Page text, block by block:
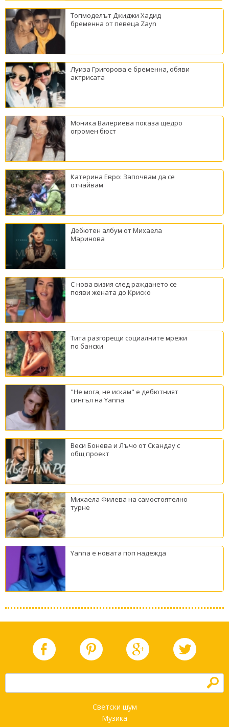
Топмоделът Джиджи Хадид
бременна от певеца Zayn
Луиза Григорова е бременна, обяви
актрисата
Моника Валериева показа щедро
огромен бюст
Катерина Евро: Започвам да се
отчайвам
Дебютен албум от Михаела
Маринова
С нова визия след раждането се
появи жената до Криско
Тита разгорещи социалните мрежи
по бански
"Не мога, не искам" е дебютният
сингъл на Yanna
Веси Бонева и Лъчо от Скандау с
общ проект
Михаела Филева на самостоятелно
турне
Yanna е новата поп надежда
h
Светски шум
Музика